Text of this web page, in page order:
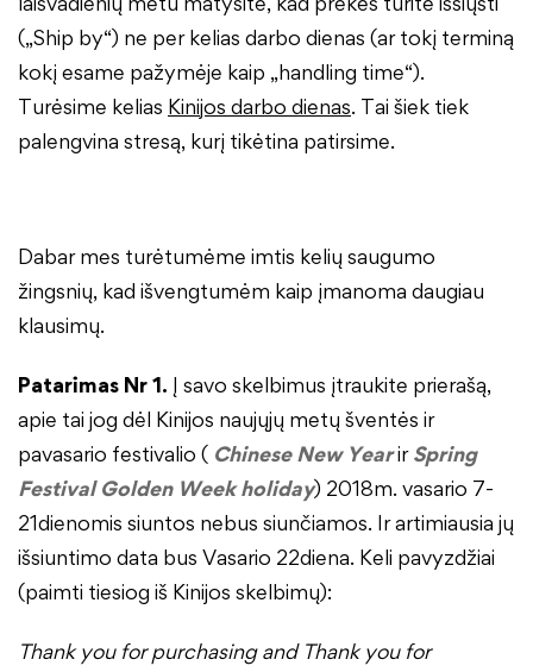
(„Ship by“) ne per kelias darbo dienas (ar tokį terminą
kokį esame pažymėje kaip „handling time“).
Turėsime kelias Kinijos darbo dienas. Tai šiek tiek
palengvina stresą, kurį tikėtina patirsime.
Dabar mes turėtumėme imtis kelių saugumo
žingsnių, kad išvengtumėm kaip įmanoma daugiau
klausimų.
Patarimas Nr 1. Į savo skelbimus įtraukite prierašą,
apie tai jog dėl Kinijos naujųjų metų šventės ir
pavasario festivalio ( Chinese New YearirSpring
Festival Golden Week holiday) 2018m. vasario 7-
21dienomis siuntos nebus siunčiamos. Ir artimiausia jų
išsiuntimo data bus Vasario 22diena. Keli pavyzdžiai
(paimti tiesiog iš Kinijos skelbimų):
Thank you for purchasing and Thank you for